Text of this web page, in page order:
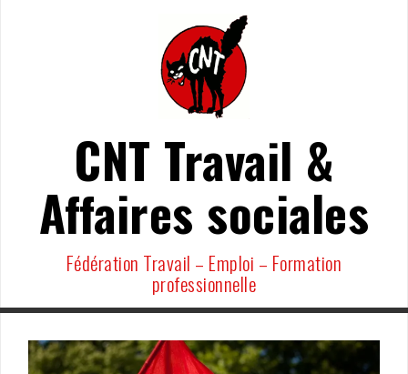
CNT Travail &
Affaires sociales
Fédération Travail – Emploi – Formation
professionnelle